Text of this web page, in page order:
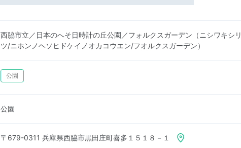
西脇市立／日本のへそ日時計の丘公園／フォルクスガーデン（ニシワキシリ
ツ/ニホンノヘソヒドケイノオカコウエン/フオルクスガーデン）
公園
公園
〒679-0311 兵庫県西脇市黒田庄町喜多１５１８－１